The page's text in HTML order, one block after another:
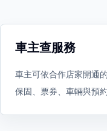
車主查服務
車主可依合作店家開通
保固、票券、車輛與預約